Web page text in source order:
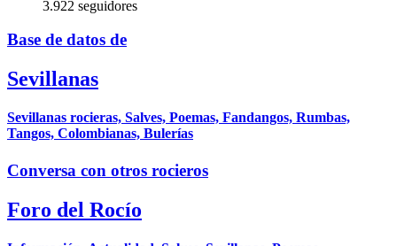
3.922 seguidores
Base de datos de
Sevillanas
Sevillanas rocieras, Salves, Poemas, Fandangos, Rumbas,
Tangos, Colombianas, Bulerías
Conversa con otros rocieros
Foro del Rocío